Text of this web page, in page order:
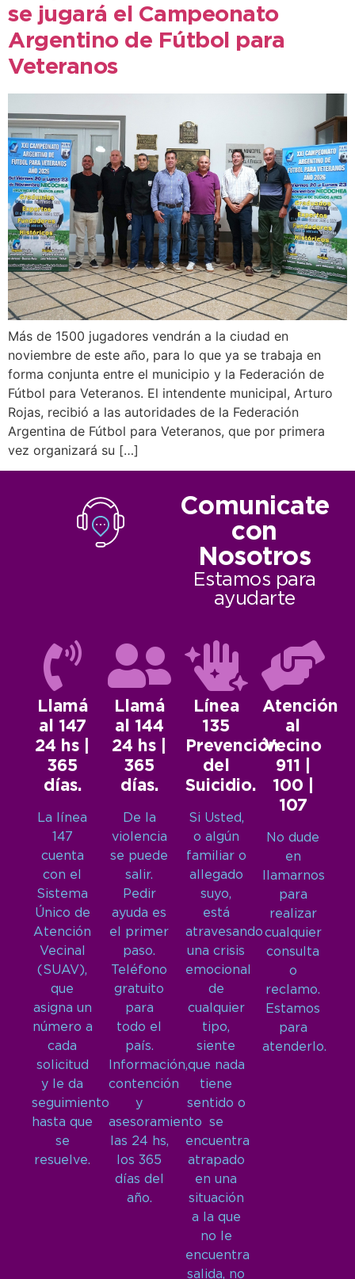
se jugará el Campeonato
Argentino de Fútbol para
Veteranos
Más de 1500 jugadores vendrán a la ciudad en
noviembre de este año, para lo que ya se trabaja en
forma conjunta entre el municipio y la Federación de
Fútbol para Veteranos. El intendente municipal, Arturo
Rojas, recibió a las autoridades de la Federación
Argentina de Fútbol para Veteranos, que por primera
vez organizará su […]
Comunicate
con
Nosotros
Estamos para
ayudarte
Llamá
al 147
24 hs |
365
días.
La línea
147
cuenta
con el
Sistema
Único de
Atención
Vecinal
(SUAV),
que
asigna un
número a
cada
solicitud
y le da
seguimiento
hasta que
se
resuelve.
Llamá
al 144
24 hs |
365
días.
De la
violencia
se puede
salir.
Pedir
ayuda es
el primer
paso.
Teléfono
gratuito
para
todo el
país.
Información,
contención
y
asesoramiento
las 24 hs,
los 365
días del
año.
Línea
135
Prevención
del
Suicidio.
Si Usted,
o algún
familiar o
allegado
suyo,
está
atravesando
una crisis
emocional
de
cualquier
tipo,
siente
que nada
tiene
sentido o
se
encuentra
atrapado
en una
situación
a la que
no le
encuentra
salida, no
Atención
al
Vecino
911 |
100 |
107
No dude
en
llamarnos
para
realizar
cualquier
consulta
o
reclamo.
Estamos
para
atenderlo.